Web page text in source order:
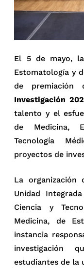
El 5 de mayo,
Estomatología y
de premiación
Investigación
talento y el
de Medicina,
Tecnología
proyectos de
La
Unidad
Ciencia y
Medicina, de
instancia
investigación
estudiantes de la